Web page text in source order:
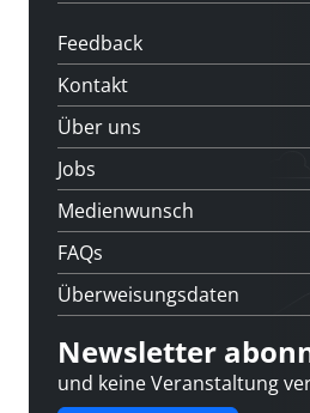
Feedback
Kontakt
Über uns
Jobs
Medienwunsch
FAQs
Überweisungsdaten
Newsletter
und keine Veranstaltung